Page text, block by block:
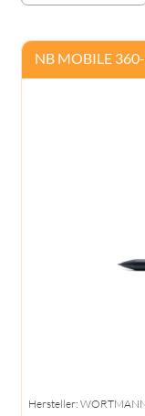
NB MOBILE
Hersteller: